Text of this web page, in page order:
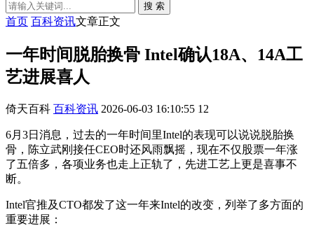
搜 索
首页 百科资讯文章正文
一年时间脱胎换骨 Intel确认18A、14A工
艺进展喜人
倚天百科 百科资讯 2026-06-03 16:10:55 12
6月3日消息，过去的一年时间里Intel的表现可以说说脱胎换
骨，陈立武刚接任CEO时还风雨飘摇，现在不仅股票一年涨
了五倍多，各项业务也走上正轨了，先进工艺上更是喜事不
断。
Intel官推及CTO都发了这一年来Intel的改变，列举了多方面的
重要进展：